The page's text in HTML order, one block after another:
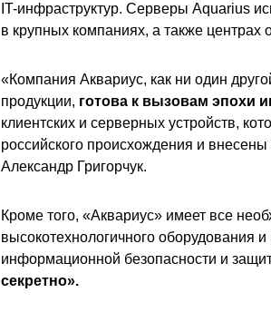
IT-инфраструктур. Серверы Aquarius
в крупных компаниях, а также центрах
«Компания Аквариус, как ни один
продукции, готова к вызовам эпохи
клиентских и серверных устройств,
российского происхождения и
Александр Григорчук.
Кроме того, «Аквариус» имеет все
высокотехнологичного оборудования
информационной безопасности и
секретно».